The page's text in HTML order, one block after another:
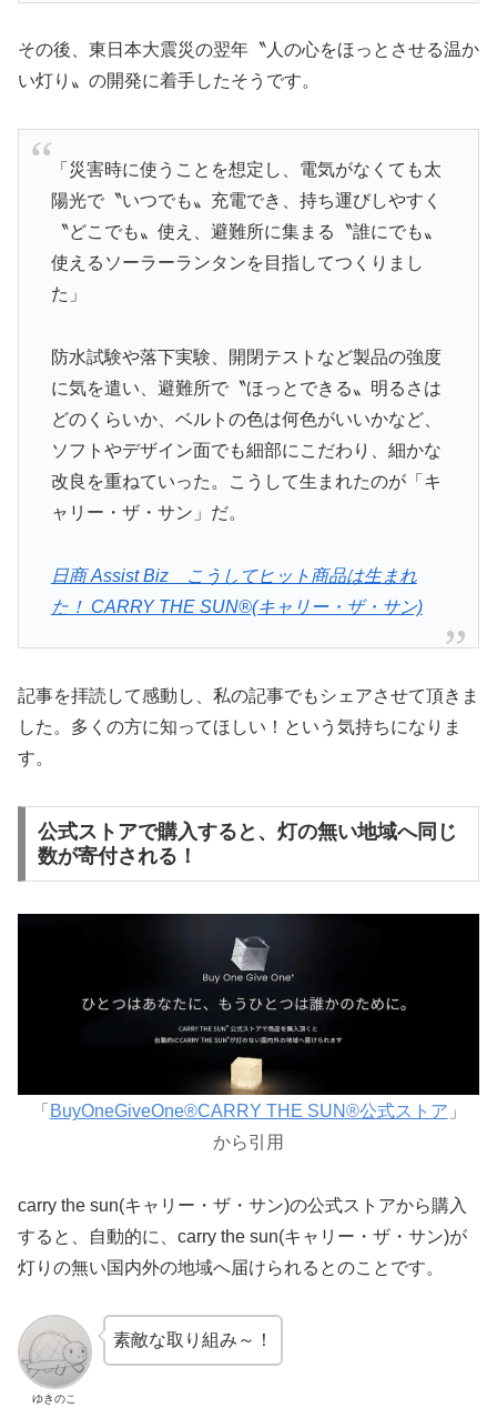
その後、東日本大震災の翌年〝人の心をほっとさせる温か
い灯り〟の開発に着手したそうです。
「災害時に使うことを想定し、電気がなくても太
陽光で〝いつでも〟充電でき、持ち運びしやすく
〝どこでも〟使え、避難所に集まる〝誰にでも〟
使えるソーラーランタンを目指してつくりまし
た」
防水試験や落下実験、開閉テストなど製品の強度
に気を遣い、避難所で〝ほっとできる〟明るさは
どのくらいか、ベルトの色は何色がいいかなど、
ソフトやデザイン面でも細部にこだわり、細かな
改良を重ねていった。こうして生まれたのが「キ
ャリー・ザ・サン」だ。
日商 Assist Biz こうしてヒット商品は生まれ
た！ CARRY THE SUN®(キャリー・ザ・サン)
記事を拝読して感動し、私の記事でもシェアさせて頂きま
した。多くの方に知ってほしい！という気持ちになりま
す。
公式ストアで購入すると、灯の無い地域へ同じ
数が寄付される！
「 BuyOneGiveOne®CARRY THE SUN®️公式ストア 」
から引用
carry the sun(キャリー・ザ・サン)の公式ストアから購入
すると、自動的に、carry the sun(キャリー・ザ・サン)が
灯りの無い国内外の地域へ届けられるとのことです。
ゆきのこ
素敵な取り組み～！